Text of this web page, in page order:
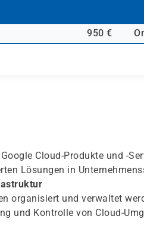
950 €
Cloud-Produkte und -
Lösungen in
organisiert und verwaltet
und Kontrolle von Cloud-